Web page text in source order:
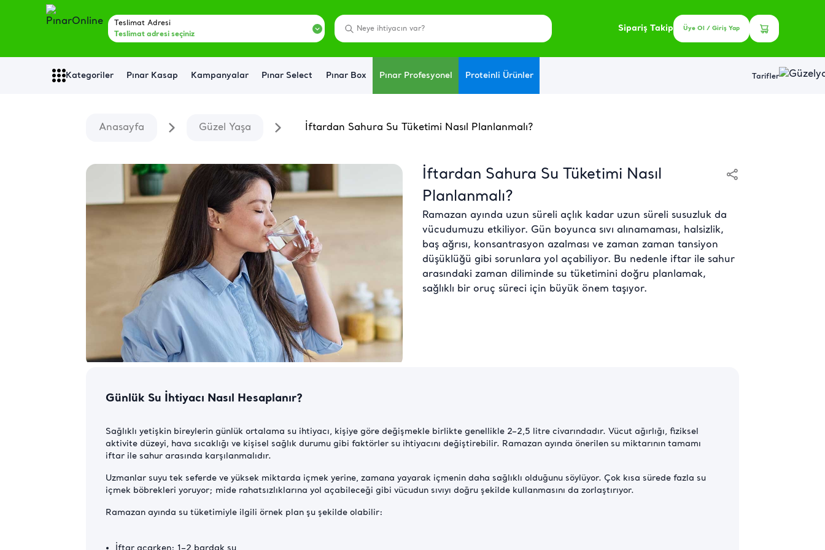
Teslimat Adresi
Teslimat adresi seçiniz
Sipariş Takip Üye Ol / Giriş Yap
Kategoriler Pınar Kasap Kampanyalar Pınar Select Pınar Box Pınar Profesyonel Proteinli Ürünler Tarifler
Anasayfa Güzel Yaşa İftardan Sahura Su Tüketimi Nasıl Planlanmalı?
İftardan Sahura Su Tüketimi Nasıl
Planlanmalı?
Ramazan ayında uzun süreli açlık kadar uzun süreli susuzluk da
vücudumuzu etkiliyor. Gün boyunca sıvı alınamaması, halsizlik,
baş ağrısı, konsantrasyon azalması ve zaman zaman tansiyon
düşüklüğü gibi sorunlara yol açabiliyor. Bu nedenle iftar ile sahur
arasındaki zaman diliminde su tüketimini doğru planlamak,
sağlıklı bir oruç süreci için büyük önem taşıyor.
Günlük Su İhtiyacı Nasıl Hesaplanır?
Sağlıklı yetişkin bireylerin günlük ortalama su ihtiyacı, kişiye göre değişmekle birlikte genellikle 2–2,5 litre civarındadır. Vücut ağırlığı, fiziksel
aktivite düzeyi, hava sıcaklığı ve kişisel sağlık durumu gibi faktörler su ihtiyacını değiştirebilir. Ramazan ayında önerilen su miktarının tamamı
iftar ile sahur arasında karşılanmalıdır.
Uzmanlar suyu tek seferde ve yüksek miktarda içmek yerine, zamana yayarak içmenin daha sağlıklı olduğunu söylüyor. Çok kısa sürede fazla su
içmek böbrekleri yoruyor; mide rahatsızlıklarına yol açabileceği gibi vücudun sıvıyı doğru şekilde kullanmasını da zorlaştırıyor.
Ramazan ayında su tüketimiyle ilgili örnek plan şu şekilde olabilir: